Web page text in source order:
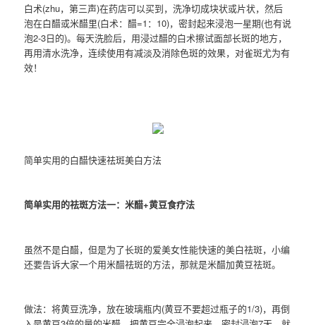
白术(zhu，第三声)在药店可以买到，洗净切成块状或片状，然后
泡在白醋或米醋里(白术：醋=1：10)，密封起来浸泡一星期(也有说
泡2-3日的)。每天洗脸后，用浸过醋的白术擦试面部长斑的地方，
再用清水洗净，连续使用有减淡及消除色斑的效果，对雀斑尤为有
效！
简单实用的白醋快速祛斑美白方法
简单实用的祛斑方法一：米醋+黄豆食疗法
虽然不是白醋，但是为了长斑的爱美女性能快速的美白祛斑，小编
还要告诉大家一个用米醋祛斑的方法，那就是米醋加黄豆祛斑。
做法：将黄豆洗净，放在玻璃瓶内(黄豆不要超过瓶子的1/3)，再倒